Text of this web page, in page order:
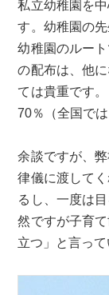
私立幼稚園を
す。幼稚園の
幼稚園のルー
の配布は、他
ては貴重です
70％（全国で
余談ですが、
律儀に渡して
るし、一度は
然ですが子育
立つ」と言って